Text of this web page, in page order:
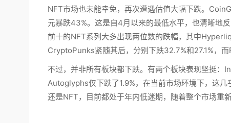
NFT市场也未能幸免，再次遭遇估值大幅下跌。
元暴跌43%。这是自4月以来的最低水平，也清晰地
前十的NFT系列大多出现两位数的跌幅，其中
CryptoPunks紧随其后，分别下跌32.7%和27.1%，
不过，并非所有板块都下跌。有两个板块表现坚挺
Autoglyphs仅下跌了1.9%，在当前市场环境下，这
还是NFT，目前都处于年内低迷期，随着整个市场重